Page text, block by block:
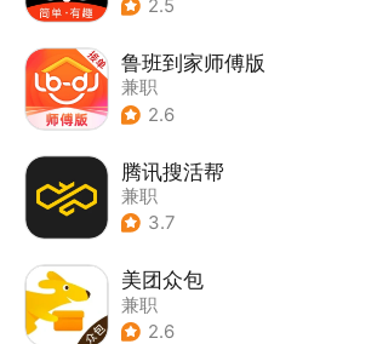
2.5
鲁班到家师傅版
兼职
2.6
腾讯搜活帮
兼职
3.7
美团众包
兼职
2.6